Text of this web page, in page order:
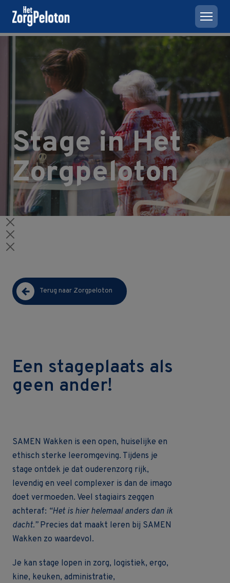
Stage in Het
Zorgpeloton
Terug naar Zorgpeloton
Een stageplaats als
geen ander!
SAMEN Wakken is een open, huiselijke en
ethisch sterke leeromgeving. Tijdens je
stage ontdek je dat ouderenzorg rijk,
levendig en veel complexer is dan de imago
doet vermoeden. Veel stagiairs zeggen
achteraf: “Het is hier helemaal anders dan ik
dacht.”Precies dat maakt leren bij SAMEN
Wakken zo waardevol.
Je kan stage lopen in zorg, logistiek, ergo,
kine, keuken, administratie,